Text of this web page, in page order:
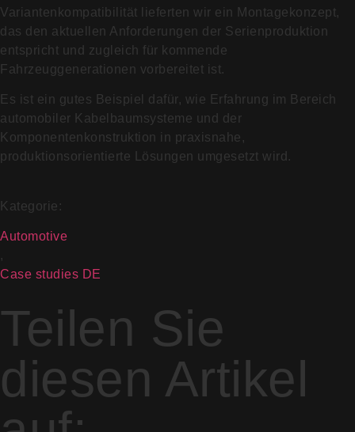
Variantenkompatibilität lieferten wir ein Montagekonzept,
das den aktuellen Anforderungen der Serienproduktion
entspricht und zugleich für kommende
Fahrzeuggenerationen vorbereitet ist.
Es ist ein gutes Beispiel dafür, wie Erfahrung im Bereich
automobil­er Kabelbaumsysteme und der
Komponentenkonstruktion in praxisnahe,
produktionsorientierte Lösungen umgesetzt wird.
Kategorie:
Automotive
,
Case studies DE
Teilen Sie
diesen Artikel